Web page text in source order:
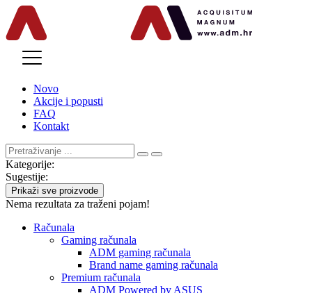
Novo
Akcije i popusti
FAQ
Kontakt
Kategorije:
Sugestije:
Prikaži sve proizvode
Nema rezultata za traženi pojam!
Računala
Gaming računala
ADM gaming računala
Brand name gaming računala
Premium računala
ADM Powered by ASUS